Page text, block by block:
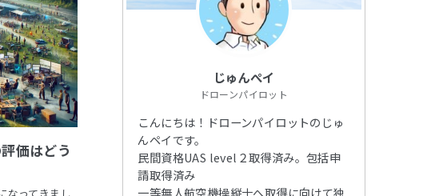
価はどう
なってきまし
じゅんぺイ
ドローンパイロット
こんにちは！ドローンパイロットのじゅ
んペイです。
民間資格UAS level２取得済み。包括申
請取得済み
一等無人航空機操縦士へ取得に向けて独